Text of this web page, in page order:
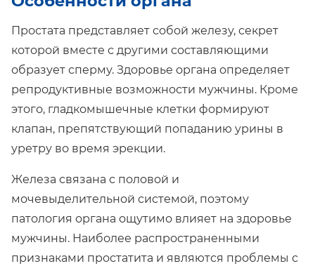
Простата представляет собой железу, секрет
которой вместе с другими составляющими
образует сперму. Здоровье органа определяет
репродуктивные возможности мужчины. Кроме
этого, гладкомышечные клетки формируют
клапан, препятствующий попаданию урины в
уретру во время эрекции.
Железа связана с половой и
мочевыделительной системой, поэтому
патология органа ощутимо влияет на здоровье
мужчины. Наиболее распространенными
признаками простатита и являются проблемы с